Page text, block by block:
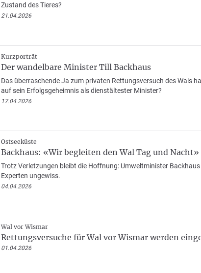
Zustand des Tieres?
21.04.2026
Kurzporträt
Der wandelbare Minister Till Backhaus
Das überraschende Ja zum privaten Rettungsversuch des Wals
auf sein Erfolgsgeheimnis als dienstältester Minister?
17.04.2026
Ostseeküste
Backhaus: «Wir begleiten den Wal Tag und Nacht»
Trotz Verletzungen bleibt die Hoffnung: Umweltminister
Experten ungewiss.
04.04.2026
Wal vor Wismar
Rettungsversuche für Wal vor Wismar werden
01.04.2026